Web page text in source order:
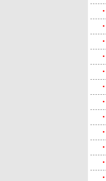
•
•
•
•
•
•
•
•
•
•
•
•